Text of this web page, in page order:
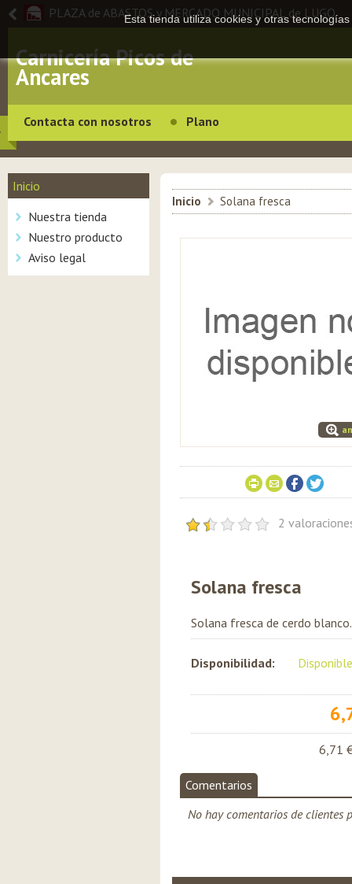
PLAZA de ABASTOS y MERCADO MUNICIPAL de LUGO
Carnicería Picos de
Ancares
Contacta con nosotros Plano
Inicio
Nuestra tienda
Nuestro producto
Aviso legal
Inicio > Solana fresca
2
Solana fresca
Solana fresca de cerdo blanco.
Disponibilidad: Disponible
6,71
Comentarios
No hay comentarios de clientes
Esta tienda utiliza cookies y otras